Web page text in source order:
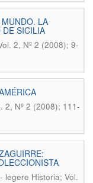
LA
DE SICILIA
2, Nº 2 (2008); 9-
2, Nº 2 (2008); 111-
legere Historia; Vol.